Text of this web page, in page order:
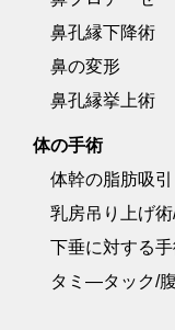
鼻孔縁下降術
鼻の変形
鼻孔縁挙上術
体の手術
体幹の脂肪吸引
乳房吊り上げ
下垂に対する
タミ―タック/